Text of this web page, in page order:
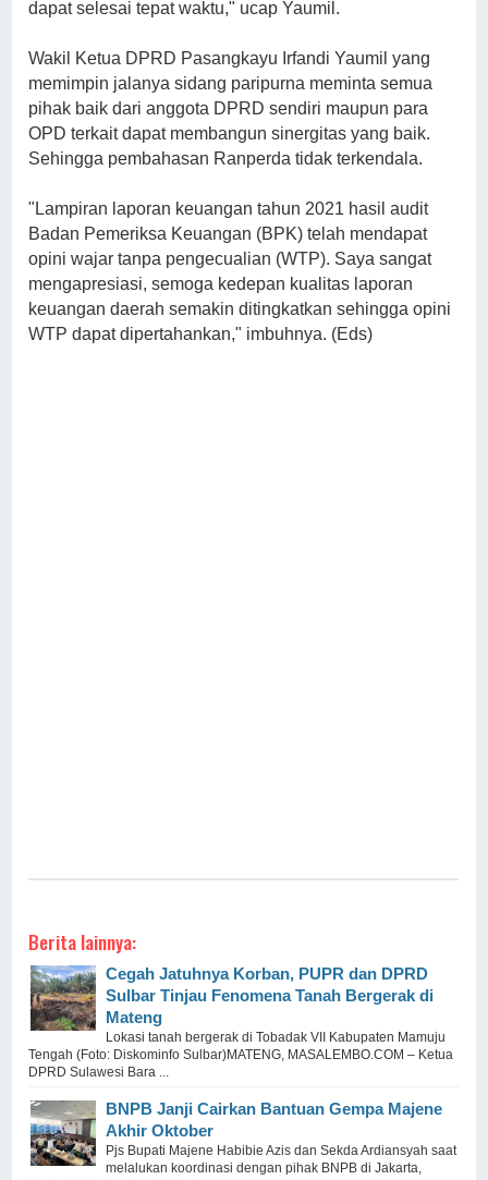
dapat selesai tepat waktu," ucap Yaumil.
Wakil Ketua DPRD Pasangkayu Irfandi Yaumil yang
memimpin jalanya sidang paripurna meminta semua
pihak baik dari anggota DPRD sendiri maupun para
OPD terkait dapat membangun sinergitas yang baik.
Sehingga pembahasan Ranperda tidak terkendala.
"Lampiran laporan keuangan tahun 2021 hasil audit
Badan Pemeriksa Keuangan (BPK) telah mendapat
opini wajar tanpa pengecualian (WTP). Saya sangat
mengapresiasi, semoga kedepan kualitas laporan
keuangan daerah semakin ditingkatkan sehingga opini
WTP dapat dipertahankan," imbuhnya. (Eds)
Berita lainnya:
Cegah Jatuhnya Korban, PUPR dan DPRD
Sulbar Tinjau Fenomena Tanah Bergerak di
Mateng
Lokasi tanah bergerak di Tobadak VII Kabupaten Mamuju
Tengah (Foto: Diskominfo Sulbar)MATENG, MASALEMBO.COM – Ketua
DPRD Sulawesi Bara ...
BNPB Janji Cairkan Bantuan Gempa Majene
Akhir Oktober
Pjs Bupati Majene Habibie Azis dan Sekda Ardiansyah saat
melalukan koordinasi dengan pihak BNPB di Jakarta,